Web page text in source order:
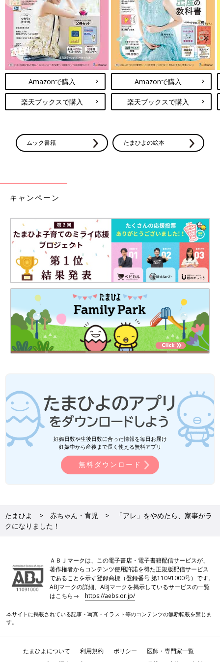
Amazonで購入
楽天ブックスで購入
Amazonで購入
楽天ブックスで購入
ムック書籍 たまひよの絵本
キャンペーン
妊娠日数や生後日数に合った情報を毎日お届け
妊娠中から産後まで長く使える無料アプリ
無料ダウンロード
たまひよ 赤ちゃん・育児
「アレ」をやめたら、家事がラ
クになりました！
ＡＢＪマークは、この電子書店・電子書籍配信サービスが、
著作権者からコンテンツ使用許諾を得た正規版配信サービス
であることを示す登録商標（登録番号 第11091000号）です。
ABJマークの詳細、ABJマークを掲示しているサービスの一覧
はこちら→https://aebs.or.jp/
本サイトに掲載されている記事・写真・イラスト等のコンテンツの無断転載を禁じま
す。
たまひよについて 利用規約 ポリシー
医師・専門家一覧